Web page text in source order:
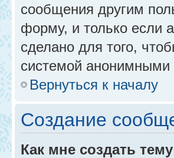
сообщения другим
форму, и только если
сделано для того,
системой анонимными
Вернуться к началу
Создание
Как мне создать